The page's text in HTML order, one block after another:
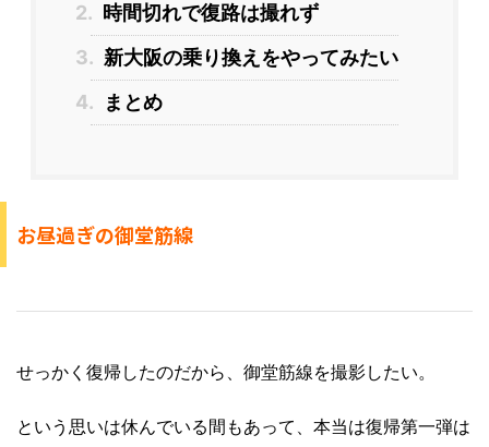
2.
時間切れで復路は撮れず
3. 新大阪の乗り換えをやってみたい
4.
まとめ
お昼過ぎの御堂筋線
せっかく復帰したのだから、御堂筋線を撮影したい。
という思いは休んでいる間もあって、本当は復帰第一弾は